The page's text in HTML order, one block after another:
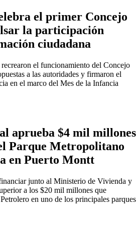
el primer Concejo
la participación
ciudadana
el funcionamiento del Concejo
a las autoridades y firmaron el
en el marco del Mes de la Infancia
aprueba $4 mil millones
Parque Metropolitano
en Puerto Montt
junto al Ministerio de Vivienda y
a los $20 mil millones que
en uno de los principales parques